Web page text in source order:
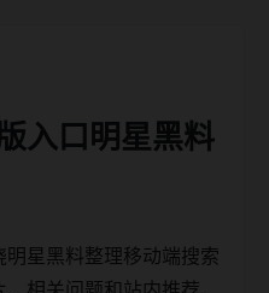
入口明星黑料
星黑料整理移动端搜索